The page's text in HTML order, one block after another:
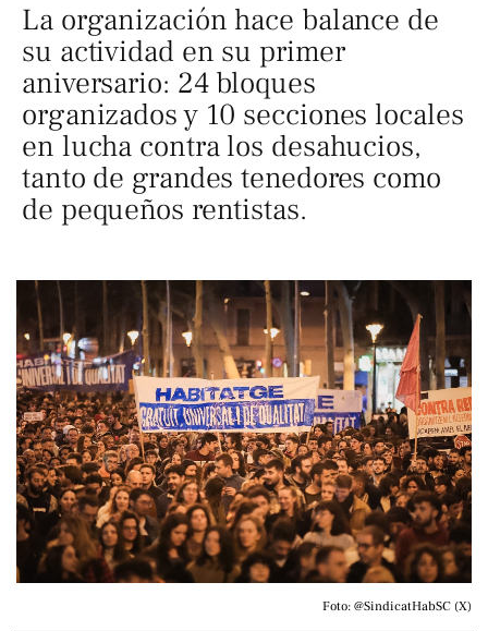
La organización hace balance de
su actividad en su primer
aniversario: 24 bloques
organizados y 10 secciones locales
en lucha contra los desahucios,
tanto de grandes tenedores como
de pequeños rentistas.
Foto: @SindicatHabSC (X)